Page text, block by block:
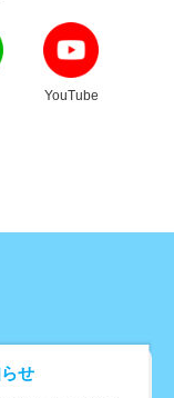
YouTube
せ